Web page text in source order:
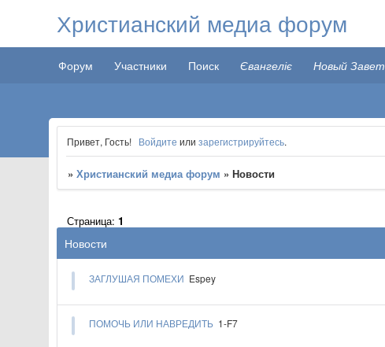
Христианский медиа форум
Форум Участники Поиск Євангеліє Новый Завет
Привет, Гость! Войдите или зарегистрируйтесь.
»Христианский медиа форум »Новости
Новости
Страница:1
​​ЗАГЛУШАЯ ПОМЕХИ Espey
​​ПОМОЧЬ ИЛИ НАВРЕДИТЬ 1-F7